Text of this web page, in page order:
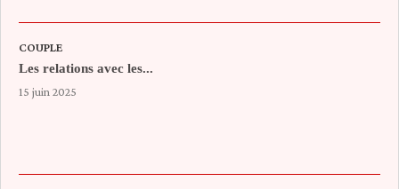
COUPLE
Les relations avec les...
15 juin 2025